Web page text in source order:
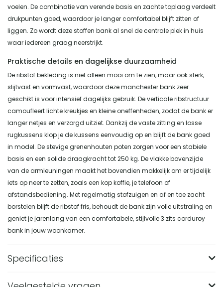
voelen. De combinatie van verende basis en zachte toplaag verdeelt
drukpunten goed, waardoor je langer comfortabel blijft zitten of
liggen. Zo wordt deze stoffen bank al snel de centrale plek in huis
waar iedereen graag neerstrijkt.
Praktische details en dagelijkse duurzaamheid
De ribstof bekleding is niet alleen mooi om te zien, maar ook sterk,
slijtvast en vormvast, waardoor deze manchester bank zeer
geschikt is voor intensief dagelijks gebruik. De verticale ribstructuur
camoufleert lichte kreukjes en kleine oneffenheden, zodat de bank er
langer netjes en verzorgd uitziet. Dankzij de vaste zitting en losse
rugkussens klop je de kussens eenvoudig op en blijft de bank goed
in model. De stevige grenenhouten poten zorgen voor een stabiele
basis en een solide draagkracht tot 250 kg. De vlakke bovenzijde
van de armleuningen maakt het bovendien makkelijk om er tijdelijk
iets op neer te zetten, zoals een kop koffie, je telefoon of
afstandsbediening. Met regelmatig stofzuigen en af en toe zacht
borstelen blijft de ribstof fris, behoudt de bank zijn volle uitstraling en
geniet je jarenlang van een comfortabele, stijlvolle 3 zits corduroy
bank in jouw woonkamer.
Specificaties